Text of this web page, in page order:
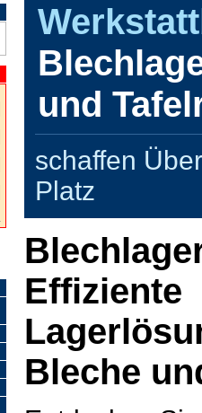
und
schaffen
Platz
Effiziente
Bleche